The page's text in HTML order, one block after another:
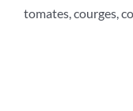
tomates, courges,